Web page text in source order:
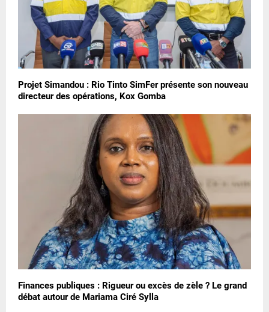
Projet Simandou : Rio Tinto SimFer présente son nouveau
directeur des opérations, Kox Gomba
Finances publiques : Rigueur ou excès de zèle ? Le grand
débat autour de Mariama Ciré Sylla